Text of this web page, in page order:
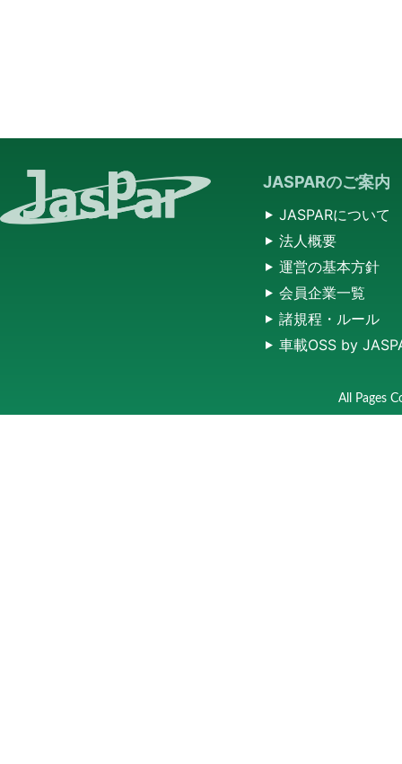
JASPARのご案内
JASPARについて
法人概要
運営の基本方針
会員企業一覧
諸規程・ルール
車載OSS by
All Pages